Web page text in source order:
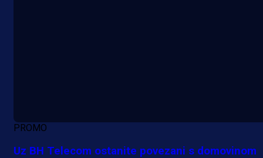
PROMO
Uz BH Telecom ostanite povezani s domovinom